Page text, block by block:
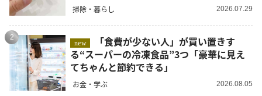
掃除・暮らし 2026.07.29
2
new
る“スーパーの冷凍食品”3つ「豪華に見え
てちゃんと節約できる」
お金・学ぶ 2026.08.05